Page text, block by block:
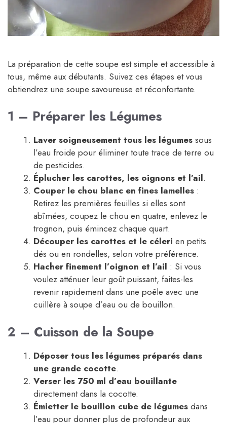
La préparation de cette soupe est simple et accessible à
tous, même aux débutants. Suivez ces étapes et vous
obtiendrez une soupe savoureuse et réconfortante.
1 – Préparer les Légumes
Laver soigneusement tous les légumes sous
l’eau froide pour éliminer toute trace de terre ou
de pesticides.
Éplucher les carottes, les oignons et l’ail.
Couper le chou blanc en fines lamelles :
Retirez les premières feuilles si elles sont
abîmées, coupez le chou en quatre, enlevez le
trognon, puis émincez chaque quart.
Découper les carottes et le céleri en petits
dés ou en rondelles, selon votre préférence.
Hacher finement l’oignon et l’ail : Si vous
voulez atténuer leur goût puissant, faites-les
revenir rapidement dans une poêle avec une
cuillère à soupe d’eau ou de bouillon.
2 – Cuisson de la Soupe
Déposer tous les légumes préparés dans
une grande cocotte.
Verser les 750 ml d’eau bouillante
directement dans la cocotte.
Émietter le bouillon cube de légumes dans
l’eau pour donner plus de profondeur aux